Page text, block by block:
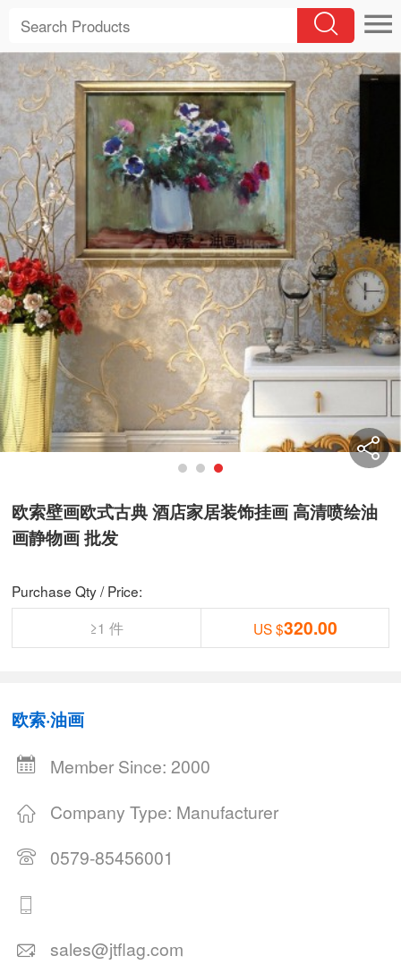
欧索壁画欧式古典 酒店家居装饰挂画 高清喷绘油
画静物画 批发
Purchase Qty / Price:
≥1 件
US $320.00
欧索·油画
Member Since: 2000
Company Type: Manufacturer
0579-85456001
sales@jtflag.com